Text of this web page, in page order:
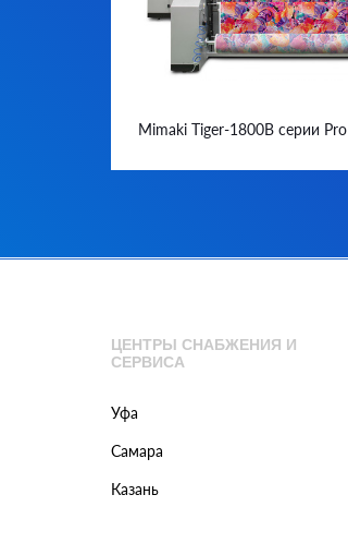
Mimaki Tiger-1800B серии Pro
ЦЕНТРЫ СНАБЖЕНИЯ И
СЕРВИСА
Уфа
Самара
Казань